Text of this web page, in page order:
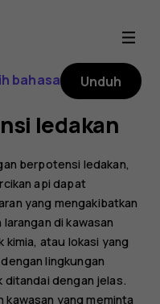
bahasa Unduh
ledakan
berpotensi ledakan,
api dapat
yang mengakibatkan
di kawasan
kimia, atau lokasi yang
lingkungan
ditandai dengan jelas.
yang meminta